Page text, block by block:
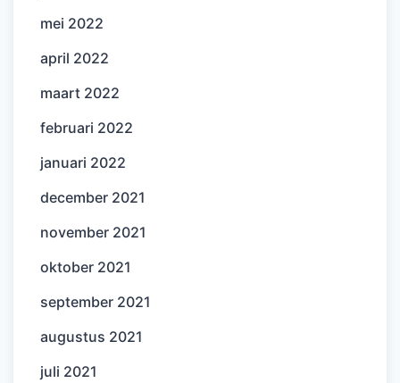
mei 2022
april 2022
maart 2022
februari 2022
januari 2022
december 2021
november 2021
oktober 2021
september 2021
augustus 2021
juli 2021